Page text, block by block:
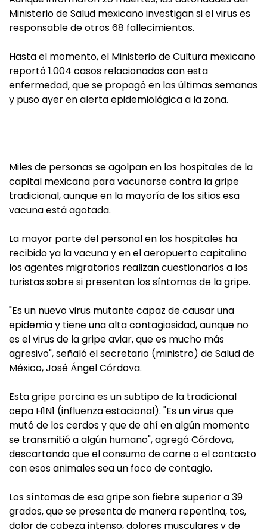
Ministerio de Salud mexicano investigan si el virus es
responsable de otros 68 fallecimientos.
Hasta el momento, el Ministerio de Cultura mexicano
reportó 1.004 casos relacionados con esta
enfermedad, que se propagó en las últimas semanas
y puso ayer en alerta epidemiológica a la zona.
Miles de personas se agolpan en los hospitales de la
capital mexicana para vacunarse contra la gripe
tradicional, aunque en la mayoría de los sitios esa
vacuna está agotada.
La mayor parte del personal en los hospitales ha
recibido ya la vacuna y en el aeropuerto capitalino
los agentes migratorios realizan cuestionarios a los
turistas sobre si presentan los síntomas de la gripe.
"Es un nuevo virus mutante capaz de causar una
epidemia y tiene una alta contagiosidad, aunque no
es el virus de la gripe aviar, que es mucho más
agresivo", señaló el secretario (ministro) de Salud de
México, José Ángel Córdova.
Esta gripe porcina es un subtipo de la tradicional
cepa H1N1 (influenza estacional). "Es un virus que
mutó de los cerdos y que de ahí en algún momento
se transmitió a algún humano", agregó Córdova,
descartando que el consumo de carne o el contacto
con esos animales sea un foco de contagio.
Los síntomas de esa gripe son fiebre superior a 39
grados, que se presenta de manera repentina, tos,
dolor de cabeza intenso, dolores musculares y de